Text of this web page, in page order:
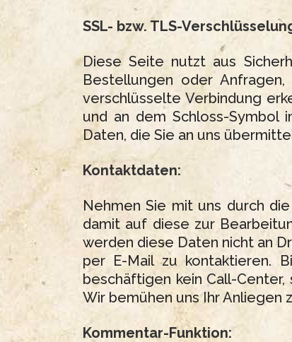
SSL- bzw. TLS-
Diese Seite nutzt aus
Bestellungen oder
verschlüsselte Verbindung
und an dem Schloss-Symbol
Daten, die Sie an uns
Kontaktdaten:
Nehmen Sie mit uns durch
damit auf diese zur
werden diese Daten nicht an
per E-Mail zu kontaktieren.
beschäftigen kein Call-
Wir bemühen uns Ihr Anliegen
Kommentar-Funktion: